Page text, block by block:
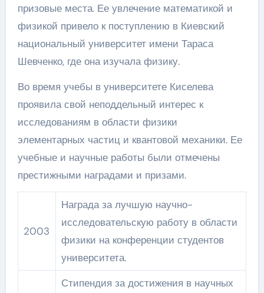
призовые места. Ее увлечение математикой и
физикой привело к поступлению в Киевский
национальный университет имени Тараса
Шевченко, где она изучала физику.
Во время учебы в университете Киселева
проявила свой неподдельный интерес к
исследованиям в области физики
элементарных частиц и квантовой механики. Ее
учебные и научные работы были отмечены
престижными наградами и призами.
2003
Награда за лучшую научно-
исследовательскую работу в области
физики на конференции студентов
университета.
Стипендия за достижения в научных